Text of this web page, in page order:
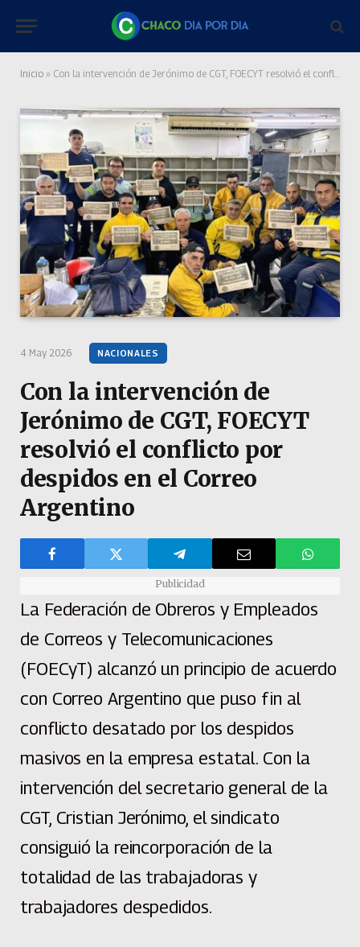
Inicio » Con la intervención de Jerónimo de CGT, FOECYT resolvió el conflicto por despidos en el Correo Argentino
4 May 2026 NACIONALES
Con la intervención de
Jerónimo de CGT, FOECYT
resolvió el conflicto por
despidos en el Correo
Argentino
Publicidad
La Federación de Obreros y Empleados
de Correos y Telecomunicaciones
(FOECyT) alcanzó un principio de acuerdo
con Correo Argentino que puso fin al
conflicto desatado por los despidos
masivos en la empresa estatal. Con la
intervención del secretario general de la
CGT, Cristian Jerónimo, el sindicato
consiguió la reincorporación de la
totalidad de las trabajadoras y
trabajadores despedidos.